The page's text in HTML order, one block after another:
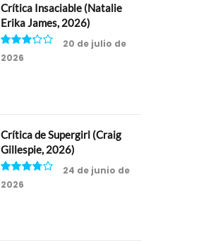
Crítica Insaciable (Natalie
Erika James, 2026)
6.5
20 de julio de
2026
Crítica de Supergirl (Craig
Gillespie, 2026)
7.5
24 de junio de
2026